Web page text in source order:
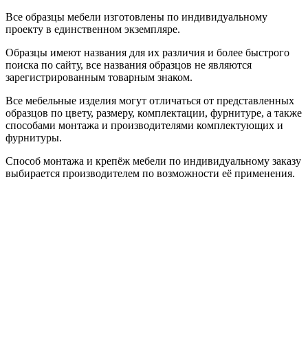
Все образцы мебели изготовлены по индивидуальному
проекту в единственном экземпляре.
Образцы имеют названия для их различия и более быстрого
поиска по сайту, все названия образцов не являются
зарегистрированным товарным знаком.
Все мебельные изделия могут отличаться от представленных
образцов по цвету, размеру, комплектации, фурнитуре, а также
способами монтажа и производителями комплектующих и
фурнитуры.
Способ монтажа и крепёж мебели по индивидуальному заказу
выбирается производителем по возможности её применения.